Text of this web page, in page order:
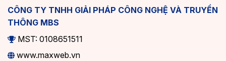
CÔNG TY TNHH GIẢI PHÁP CÔNG NGHỆ VÀ TRUYỀN
THÔNG MBS
MST: 0108651511
www.maxweb.vn